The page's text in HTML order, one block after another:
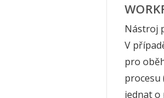
Nástroj
V
pro
procesu
jednat o